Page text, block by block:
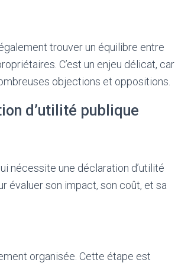
trouver un équilibre entre
C’est un enjeu délicat, car
objections et oppositions.
d’utilité publique
nécessite une déclaration d’utilité
évaluer son impact, son coût, et sa
organisée. Cette étape est